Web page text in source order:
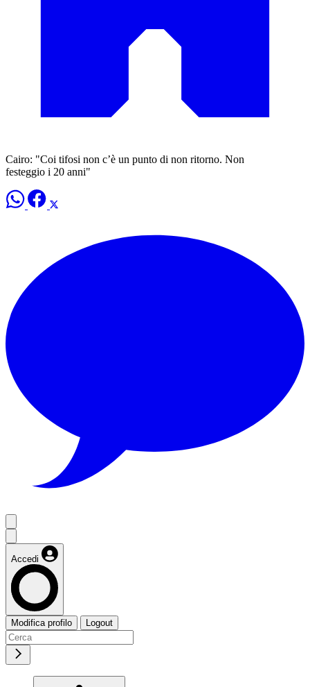
Cairo: "Coi tifosi non c’è un punto di non ritorno. Non
festeggio i 20 anni"
Accedi
Modifica profilo Logout